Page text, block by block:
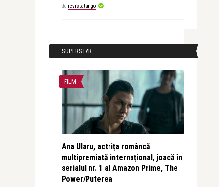
de revistatango
SUPERSTAR
FILM
Ana Ularu, actrița româncă
multipremiată internațional, joacă în
serialul nr. 1 al Amazon Prime, The
Power/Puterea